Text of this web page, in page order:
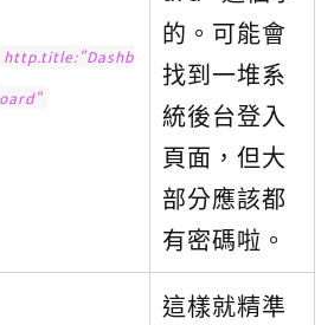
http.title:"Dashb
oard"
的。可能會
找到一堆系
統後台登入
頁面，但大
部分應該都
有密碼啦。
這樣就精準